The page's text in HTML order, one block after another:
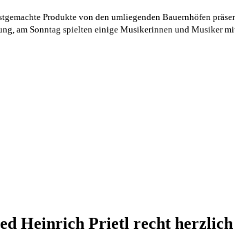
Produkte von den umliegenden Bauernhöfen
am Sonntag spielten einige Musikerinnen und Musiker
Heinrich Prietl recht herzlich